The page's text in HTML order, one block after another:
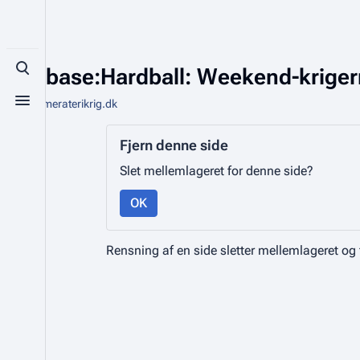
Toggle search
Toggle menu
Database:Hardball: Weekend-
Fra Kammeraterikrig.dk
Fjern denne side
Slet mellemlageret for denne side?
OK
Rensning af en side sletter mellemlageret